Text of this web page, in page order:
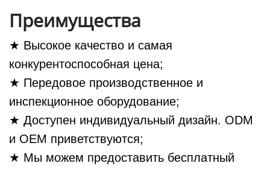
Преимущества
★ Высокое качество и самая
конкурентоспособная цена;
★ Передовое производственное и
инспекционное оборудование;
★ Доступен индивидуальный дизайн. ODM
и OEM приветствуются;
★ Мы можем предоставить бесплатный